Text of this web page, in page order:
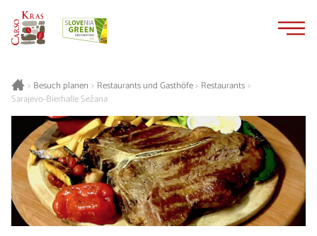
> Besuch planen > Restaurants und Gasthöfe> Restaurants>
Sarajevo-Bierhalle Sežana